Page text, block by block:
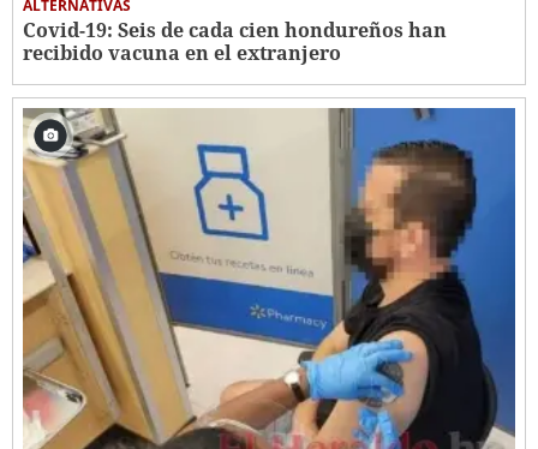
ALTERNATIVAS
Covid-19: Seis de cada cien hondureños han
recibido vacuna en el extranjero